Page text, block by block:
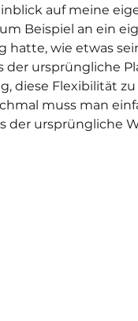
auf meine
Beispiel an ein
hatte, wie etwas
der ursprüngliche
diese Flexibilität
muss man
der ursprüngliche